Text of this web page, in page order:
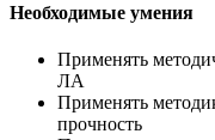
Необходимые умения
Применять
ЛА
Применять
прочность